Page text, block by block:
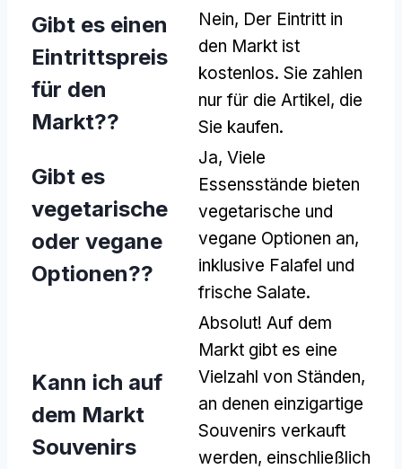
Gibt es einen
Eintrittspreis
für den
Markt??
Nein, Der Eintritt in
den Markt ist
kostenlos. Sie zahlen
nur für die Artikel, die
Sie kaufen.
Gibt es
vegetarische
oder vegane
Optionen??
Ja, Viele
Essensstände bieten
vegetarische und
vegane Optionen an,
inklusive Falafel und
frische Salate.
Kann ich auf
dem Markt
Souvenirs
Absolut! Auf dem
Markt gibt es eine
Vielzahl von Ständen,
an denen einzigartige
Souvenirs verkauft
werden, einschließlich